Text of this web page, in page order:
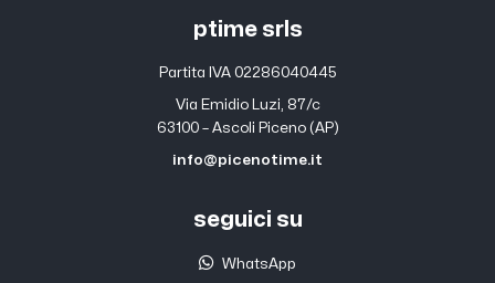
ptime srls
Partita IVA 02286040445
Via Emidio Luzi, 87/c
63100 – Ascoli Piceno (AP)
info@picenotime.it
seguici su
WhatsApp